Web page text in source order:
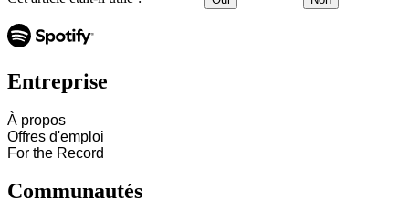
Entreprise
À propos
Offres d'emploi
For the Record
Communautés